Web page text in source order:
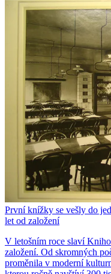
První knížky se vešly do
let od založení
V letošním roce slaví
založení. Od skromných
proměnila v moderní